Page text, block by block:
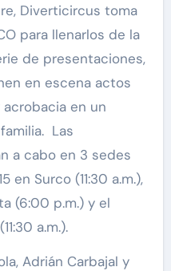
para llenarlos de la
de presentaciones,
en escena actos
en un
Las
a cabo en 3 sedes
en Surco (11:30 a.m.),
(6:00 p.m.) y el
a.m.).
Adrián Carbajal y